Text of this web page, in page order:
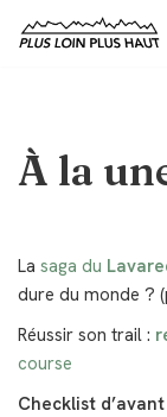
À la
La saga du
dure du monde ?
Réussir son trail :
course
Checklist